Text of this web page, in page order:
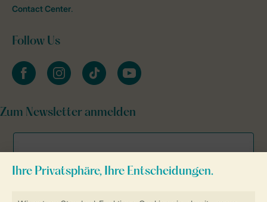
Contact Center.
Follow Us
facebookinstagramtiktok youtube
Zum Newsletter anmelden